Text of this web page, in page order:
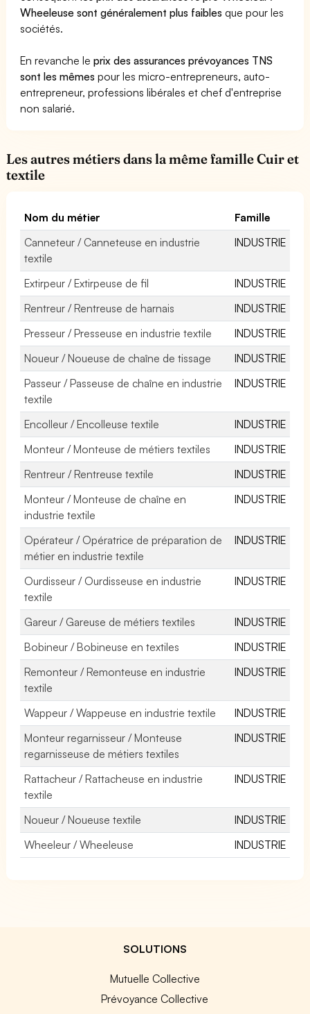
Wheeleuse sont généralement plus faibles que pour les
sociétés.
En revanche leprix des assurances prévoyances TNS
sont les mêmes pour les micro-entrepreneurs, auto-
entrepreneur, professions libérales et chef d'entreprise
non salarié.
Les autres métiers dans la même famille Cuir et
textile
Nom du métier
Famille
Canneteur / Canneteuse en industrie
textile
INDUSTRIE
Extirpeur / Extirpeuse de fil
INDUSTRIE
Rentreur / Rentreuse de harnais
INDUSTRIE
Presseur / Presseuse en industrie textile
INDUSTRIE
Noueur / Noueuse de chaîne de tissage
INDUSTRIE
Passeur / Passeuse de chaîne en industrie
textile
INDUSTRIE
Encolleur / Encolleuse textile
INDUSTRIE
Monteur / Monteuse de métiers textiles
INDUSTRIE
Rentreur / Rentreuse textile
INDUSTRIE
Monteur / Monteuse de chaîne en
industrie textile
INDUSTRIE
Opérateur / Opératrice de préparation de
métier en industrie textile
INDUSTRIE
Ourdisseur / Ourdisseuse en industrie
textile
INDUSTRIE
Gareur / Gareuse de métiers textiles
INDUSTRIE
Bobineur / Bobineuse en textiles
INDUSTRIE
Remonteur / Remonteuse en industrie
textile
INDUSTRIE
Wappeur / Wappeuse en industrie textile
INDUSTRIE
Monteur regarnisseur / Monteuse
regarnisseuse de métiers textiles
INDUSTRIE
Rattacheur / Rattacheuse en industrie
textile
INDUSTRIE
Noueur / Noueuse textile
INDUSTRIE
Wheeleur / Wheeleuse
INDUSTRIE
SOLUTIONS
Mutuelle Collective
Prévoyance Collective